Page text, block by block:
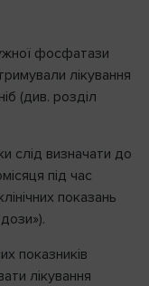
фосфатази
лікування
(див. розділ
слід визначати до
під час
показань
показників
лікування